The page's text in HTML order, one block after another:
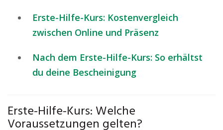
Erste-Hilfe-Kurs: Kostenvergleich
zwischen Online und Präsenz
Nach dem Erste-Hilfe-Kurs: So erhältst
du deine Bescheinigung
Erste-Hilfe-Kurs: Welche
Voraussetzungen gelten?